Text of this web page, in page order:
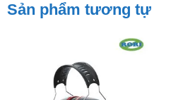
Sản phẩm tương tự